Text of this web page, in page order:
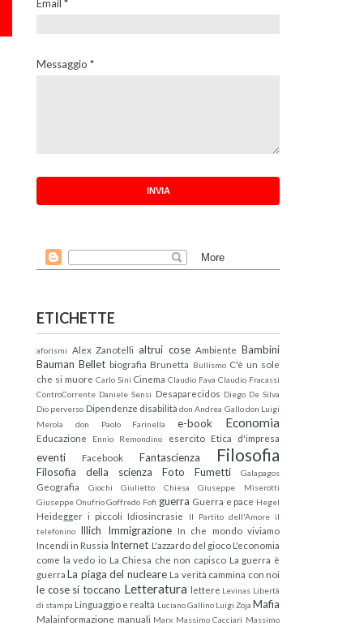
Email *
Messaggio *
ETICHETTE
aforismi Alex Zanotelli altrui cose Ambiente Bambini
Bauman Bellet biografia Brunetta Bullismo C'è un sole
che si muore Carlo Sini Cinema Claudio Fava Claudio Fracassi
ControCorrente Daniele Sensi Desaparecidos Diego De Silva
Dio perverso Dipendenze disabilità don Andrea Gallo don Luigi
Merola
don Paolo Farinella e-book Economia
Educazione Ennio Remondino esercito Etica d'impresa
eventi Facebook Fantascienza Filosofia
Filosofia della scienza Foto Fumetti Galapagos
Geografia Giochi Giulietto Chiesa
Giuseppe Miserotti
Giuseppe Onufrio Goffredo Fofi guerra Guerra e pace Hegel
Heidegger i piccoli Idiosincrasie Il Partito dell'Amore il
telefonino Illich Immigrazione In che mondo viviamo
Incendi in Russia Internet L'azzardo del gioco L'economia
come la vedo io La Chiesa che non capisco La guerra è
guerra La piaga del nucleare La verità cammina con noi
le cose si toccano Letteratura lettere Levinas Libertà
di stampa Linguaggio e realtà Luciano Gallino Luigi Zoja Mafia
Malainformazione manuali Marx Massimo Cacciari Massimo